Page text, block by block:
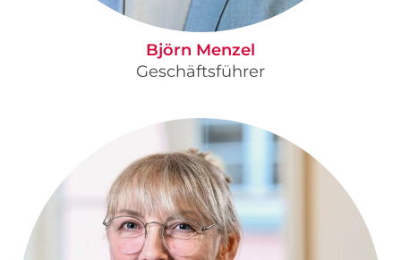
Björn Menzel
Geschäftsführer